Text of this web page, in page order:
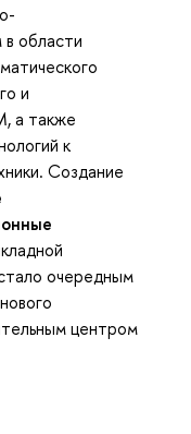
области
и
а также
к
Создание
очередным
центром